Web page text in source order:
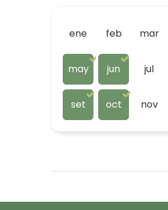
ene feb mar
may jun jul
set oct nov